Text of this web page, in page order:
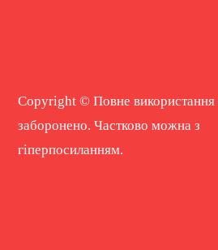
Copyright © Повне використання
заборонено. Частково можна з
гіперпосиланням.